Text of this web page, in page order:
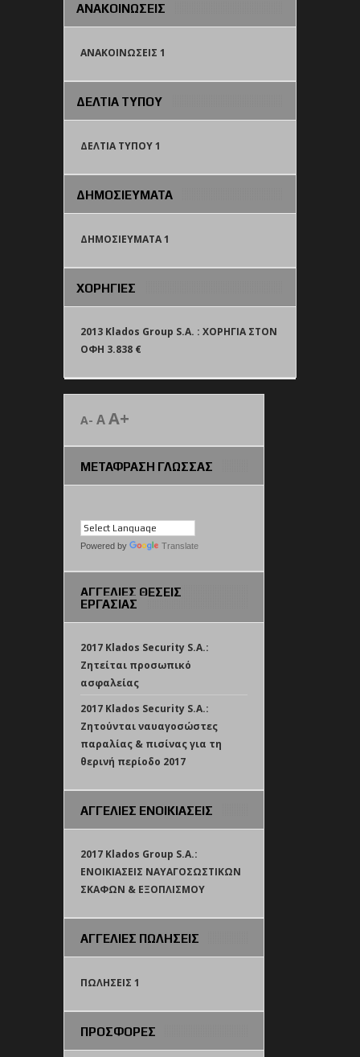
ΑΝΑΚΟΙΝΩΣΕΙΣ
ΑΝΑΚΟΙΝΩΣΕΙΣ 1
ΔΕΛΤΙΑ ΤΥΠΟΥ
ΔΕΛΤΙΑ ΤΥΠΟΥ 1
ΔΗΜΟΣΙΕΥΜΑΤΑ
ΔΗΜΟΣΙΕΥΜΑΤΑ 1
ΧΟΡΗΓΙΕΣ
2013 Klados Group S.A. : ΧΟΡΗΓΙΑ ΣΤΟΝ
ΟΦΗ 3.838 €
A- AA+
ΜΕΤΑΦΡΑΣΗ ΓΛΩΣΣΑΣ
Powered by Translate
ΑΓΓΕΛΙΕΣ ΘΕΣΕΙΣ
ΕΡΓΑΣΙΑΣ
2017 Klados Security S.A.:
Ζητείται προσωπικό
ασφαλείας
2017 Klados Security S.A.:
Ζητούνται ναυαγοσώστες
παραλίας & πισίνας για τη
θερινή περίοδο 2017
ΑΓΓΕΛΙΕΣ ΕΝΟΙΚΙΑΣΕΙΣ
2017 Klados Group S.A.:
ΕΝΟΙΚΙΑΣΕΙΣ ΝΑΥΑΓΟΣΩΣΤΙΚΩΝ
ΣΚΑΦΩΝ & ΕΞΟΠΛΙΣΜΟΥ
ΑΓΓΕΛΙΕΣ ΠΩΛΗΣΕΙΣ
ΠΩΛΗΣΕΙΣ 1
ΠΡΟΣΦΟΡΕΣ